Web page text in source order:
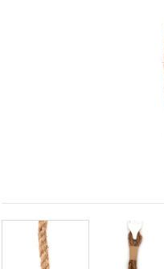
a
valamint
relevánsabb
tartalmat